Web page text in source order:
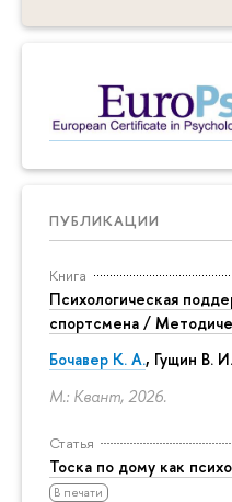
ПУБЛИКАЦИИ
Книга
Психологическая
спортсмена /
Бочавер К. А., Гущин В. И.
М.: Квант, 2026.
Статья
Тоска по дому как
В печати